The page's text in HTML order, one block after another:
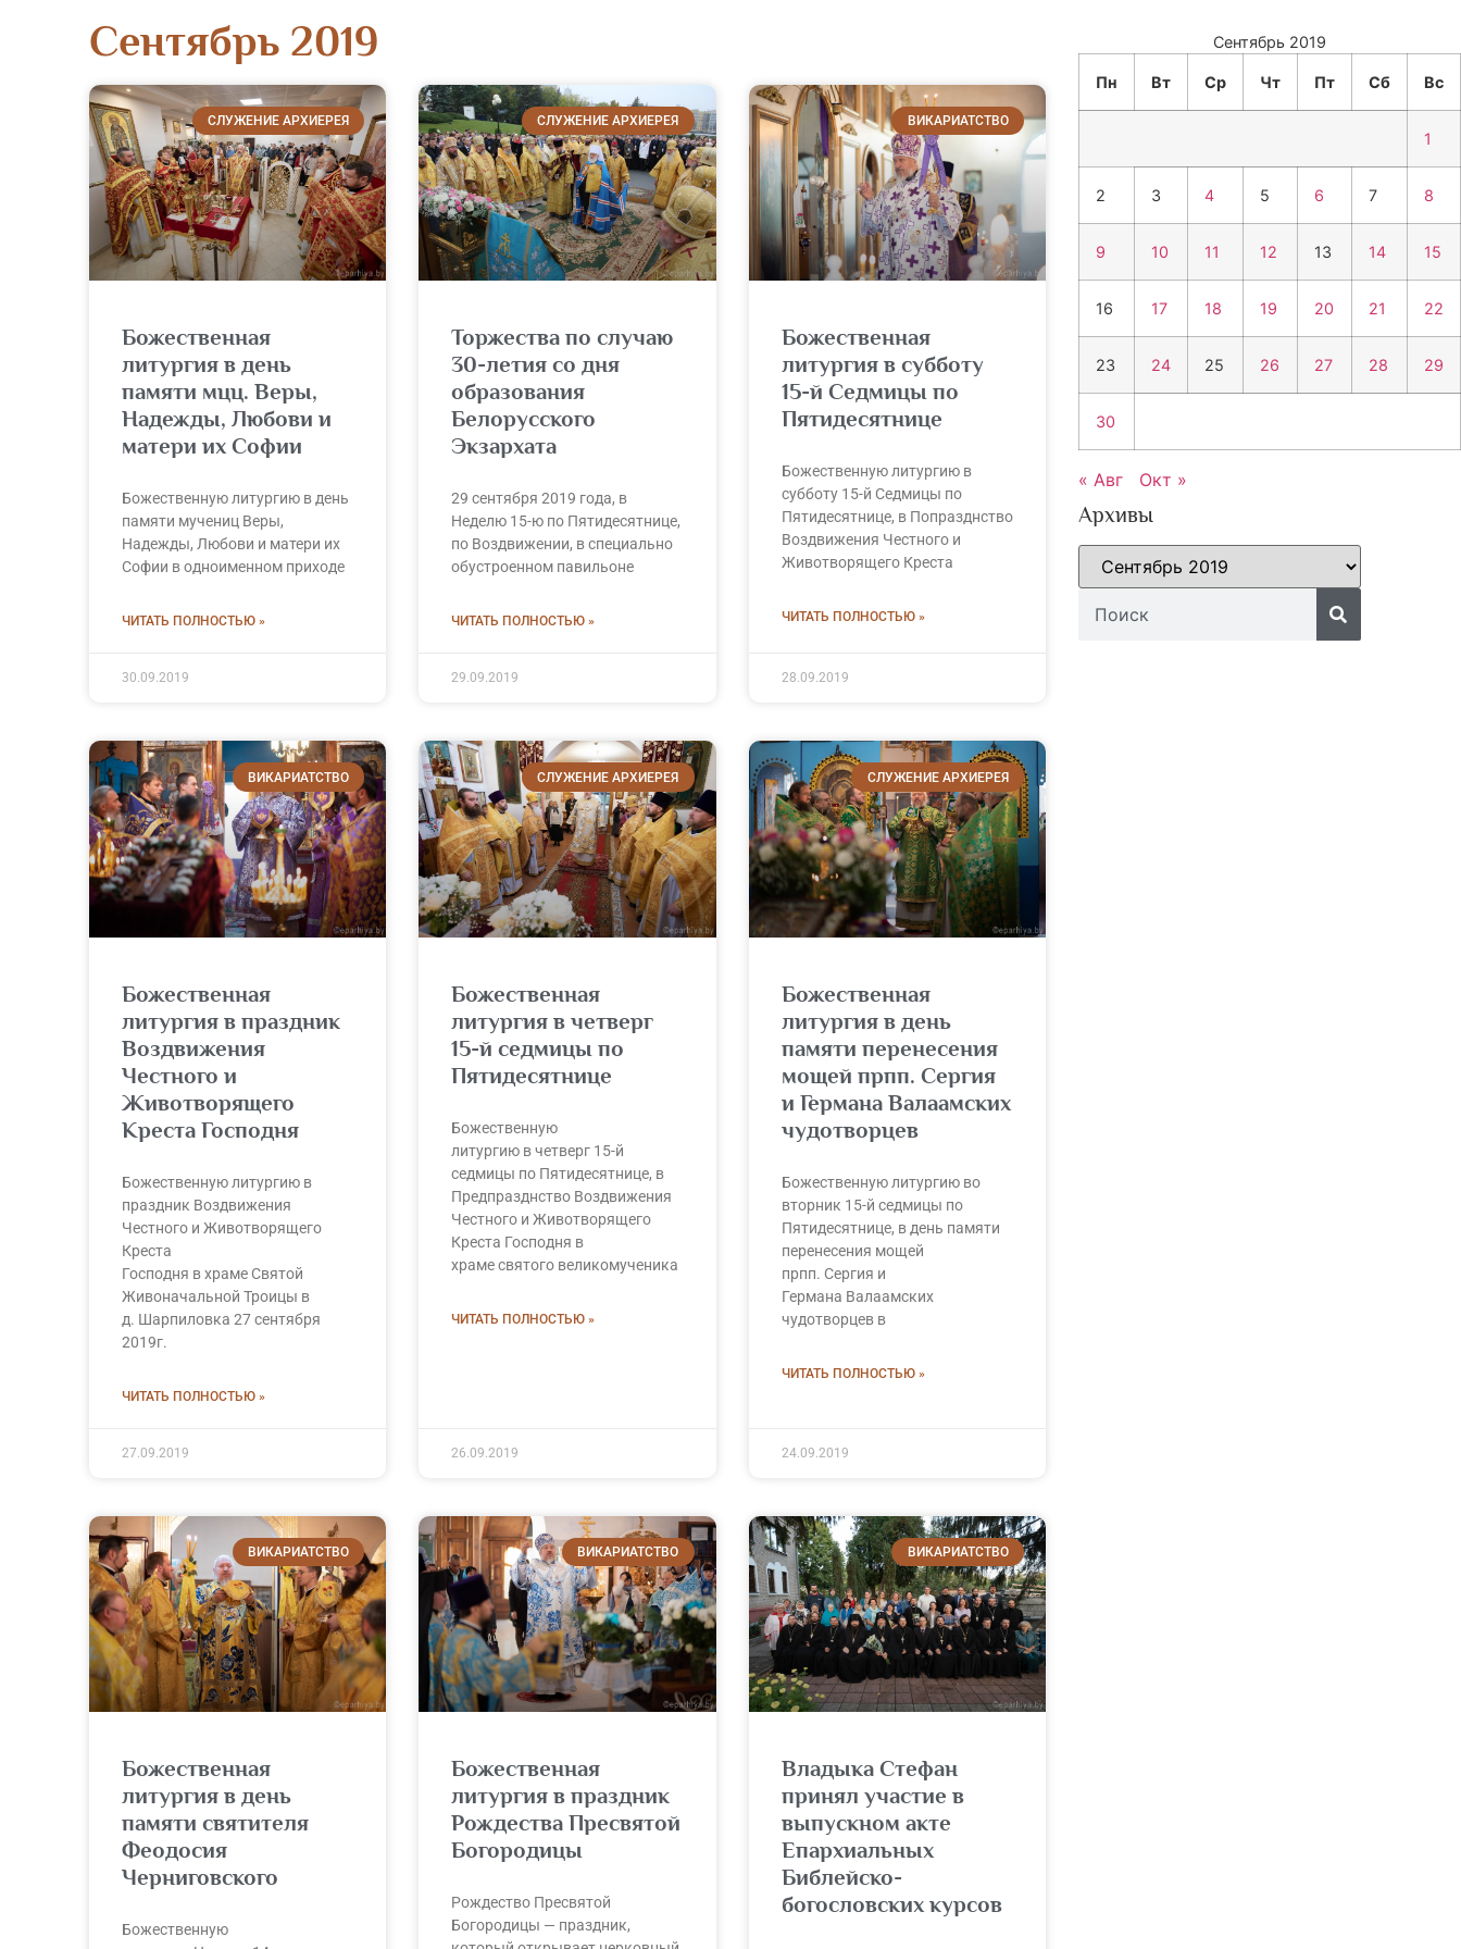
Сентябрь 2019
СЛУЖЕНИЕ АРХИЕРЕЯ
Божественная
литургия в день
памяти мцц. Веры,
Надежды, Любови и
матери их Софии
Божественную литургию в день
памяти мучениц Веры,
Надежды, Любови и матери их
Софии в одноименном приходе
ЧИТАТЬ ПОЛНОСТЬЮ »
30.09.2019
СЛУЖЕНИЕ АРХИЕРЕЯ
Торжества по случаю
30-летия со дня
образования
Белорусского
Экзархата
29 сентября 2019 года, в
Неделю 15-ю по Пятидесятнице,
по Воздвижении, в специально
обустроенном павильоне
ЧИТАТЬ ПОЛНОСТЬЮ »
29.09.2019
ВИКАРИАТСТВО
Божественная
литургия в субботу
15-й Седмицы по
Пятидесятнице
Божественную литургию в
субботу 15-й Седмицы по
Пятидесятнице, в Попразднство
Воздвижения Честного и
Животворящего Креста
ЧИТАТЬ ПОЛНОСТЬЮ »
28.09.2019
ВИКАРИАТСТВО
Божественная
литургия в праздник
Воздвижения
Честного и
Животворящего
Креста Господня
Божественную литургию в
праздник Воздвижения
Честного и Животворящего
Креста
Господня в храме Святой
Живоначальной Троицы в
д. Шарпиловка 27 сентября
2019г.
ЧИТАТЬ ПОЛНОСТЬЮ »
27.09.2019
СЛУЖЕНИЕ АРХИЕРЕЯ
Божественная
литургия в четверг
15-й седмицы по
Пятидесятнице
Божественную
литургию в четверг 15-й
седмицы по Пятидесятнице, в
Предпразднство Воздвижения
Честного и Животворящего
Креста Господня в
храме святого великомученика
ЧИТАТЬ ПОЛНОСТЬЮ »
26.09.2019
СЛУЖЕНИЕ АРХИЕРЕЯ
Божественная
литургия в день
памяти перенесения
мощей прпп. Сергия
и Германа Валаамских
чудотворцев
Божественную литургию во
вторник 15-й седмицы по
Пятидесятнице, в день памяти
перенесения мощей
прпп. Сергия и
Германа Валаамских
чудотворцев в
ЧИТАТЬ ПОЛНОСТЬЮ »
24.09.2019
ВИКАРИАТСТВО
Божественная
литургия в день
памяти святителя
Феодосия
Черниговского
Божественную
ВИКАРИАТСТВО
Божественная
литургия в праздник
Рождества Пресвятой
Богородицы
Рождество Пресвятой
Богородицы — праздник,
ВИКАРИАТСТВО
Владыка Стефан
принял участие в
выпускном акте
Епархиальных
Библейско-
богословских курсов
Сентябрь 2019
Пн Вт Ср Чт Пт Сб Вс
1
2 3 4 5 6 7 8
9 10 11 12 13 14 15
16 17 18 19 20 21 22
23 24 25 26 27 28 29
30
« Авг Окт »
Архивы